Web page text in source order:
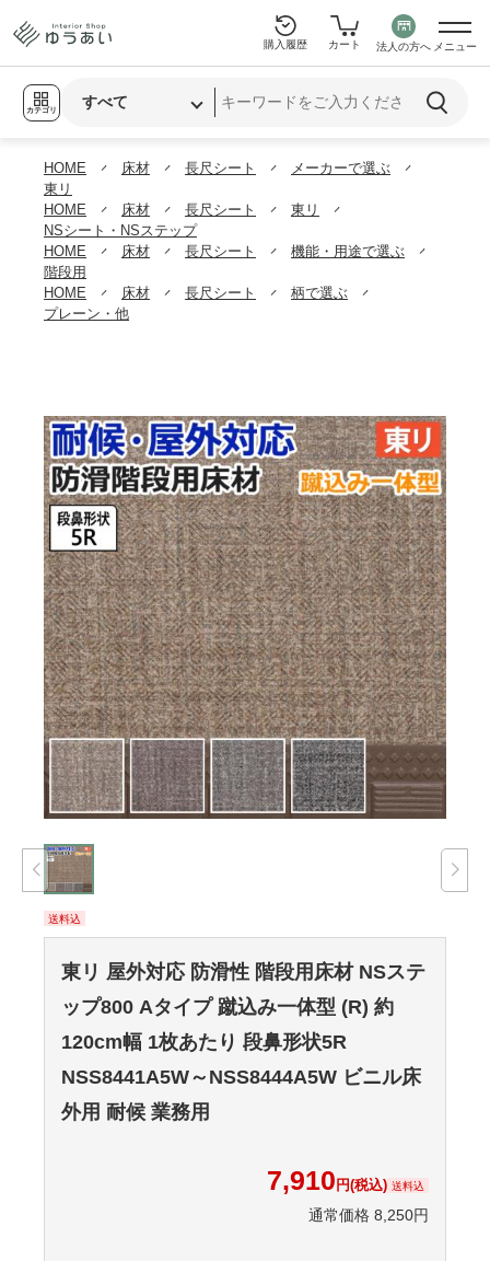
カテゴリ
購入履歴 カート 法人の方へ メニュー
HOME 床材 長尺シート
メーカーで選ぶ
東リ
HOME
床材 長尺シート
東リ
NSシート・NSステップ
HOME
床材 長尺シート
機能・用途で選ぶ
階段用
HOME
床材 長尺シート
柄で選ぶ
プレーン・他
送料込
東リ 屋外対応 防滑性 階段用床材 NSステ
ップ800 Aタイプ 蹴込み一体型 (R) 約
120cm幅 1枚あたり 段鼻形状5R
NSS8441A5W～NSS8444A5W ビニル床
外用 耐候 業務用
7,910 円(税込) 送料込
通常価格 8,250円